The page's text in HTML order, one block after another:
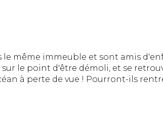
même immeuble et sont amis
le point d'être démoli, et se
à perte de vue ! Pourront-ils